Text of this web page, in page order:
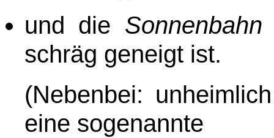
und die Sonnenbahn
schräg geneigt ist.
(Nebenbei:
eine sogenannte